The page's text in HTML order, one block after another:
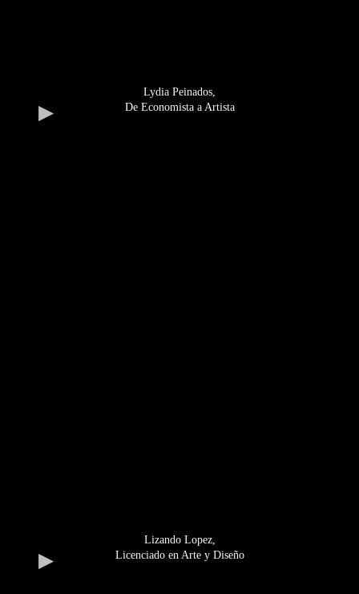
Lydia Peinados,
De Economista a Artista
Lizando Lopez,
Licenciado en Arte y Diseño